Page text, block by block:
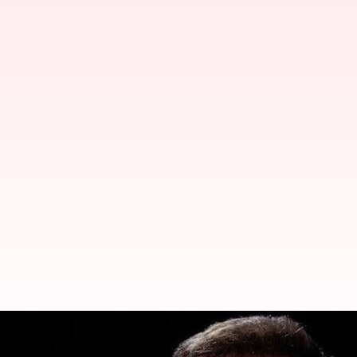
யூத எதிர்ப்பு கருத்தை